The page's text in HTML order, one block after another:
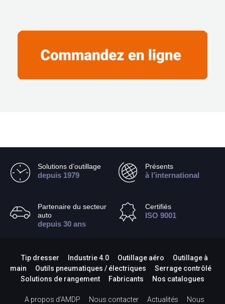
Solutions d’outillage
depuis 1979
Présents
à l’international
Partenaire du secteur
auto
depuis 30 ans
Certifiés
ISO 9001
Tip dresser Industrie 4.0 Outillage aéro
Outillage à
main
Outils pneumatiques / électriques
Serrage contrôlé
Solutions de rangement
Fabricants Nos catalogues
A propos d’AMDP Nous contacter Actualités
Nous